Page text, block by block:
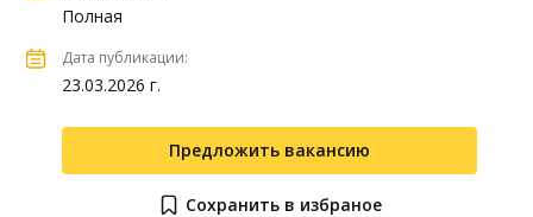
Полная
Дата публикации:
23.03.2026 г.
Предложить вакансию
Сохранить в избраное